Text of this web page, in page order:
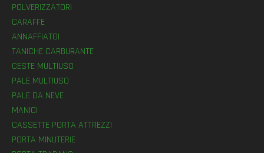
POLVERIZZATORI
CARAFFE
ANNAFFIATOI
TANICHE CARBURANTE
CESTE MULTIUSO
PALE MULTIUSO
PALE DA NEVE
MANICI
CASSETTE PORTA ATTREZZI
PORTA MINUTERIE